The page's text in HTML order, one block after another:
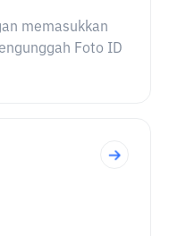
memasukkan
Foto ID